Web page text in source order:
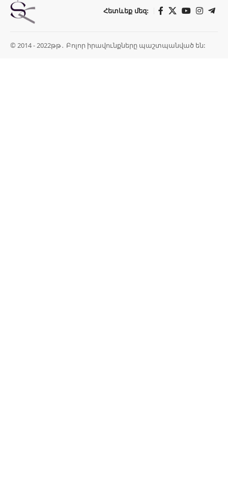
Հետևեք մեզ:
© 2014 - 2022թթ․ Բոլոր իրավունքները պաշտպանված են: